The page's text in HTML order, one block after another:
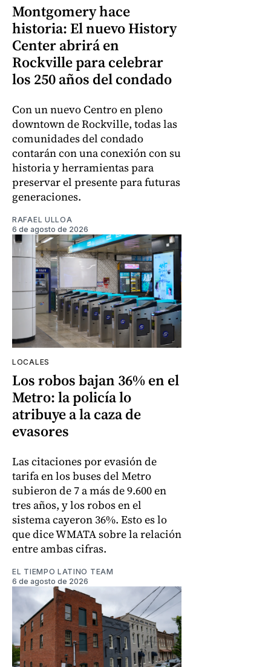
Montgomery hace
historia: El nuevo History
Center abrirá en
Rockville para celebrar
los 250 años del condado
Con un nuevo Centro en pleno
downtown de Rockville, todas las
comunidades del condado
contarán con una conexión con su
historia y herramientas para
preservar el presente para futuras
generaciones.
RAFAEL ULLOA
6 de agosto de 2026
LOCALES
Los robos bajan 36% en el
Metro: la policía lo
atribuye a la caza de
evasores
Las citaciones por evasión de
tarifa en los buses del Metro
subieron de 7 a más de 9.600 en
tres años, y los robos en el
sistema cayeron 36%. Esto es lo
que dice WMATA sobre la relación
entre ambas cifras.
EL TIEMPO LATINO TEAM
6 de agosto de 2026